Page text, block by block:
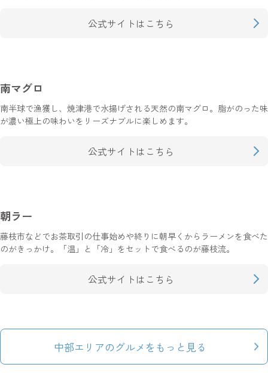
公式サイトはこちら
南マグロ
南半球で漁獲し、焼津港で水揚げされる天然の南マグロ。脂がのった味
が濃い極上の味わいをリーズナブルに楽しめます。
公式サイトはこちら
朝ラー
藤枝市などでお茶取引の仕事始めや終りに朝早くからラーメンを食べた
のがきっかけ。「温」と「冷」をセットで食べるのが藤枝流。
公式サイトはこちら
中部エリアのグルメをもっと見る